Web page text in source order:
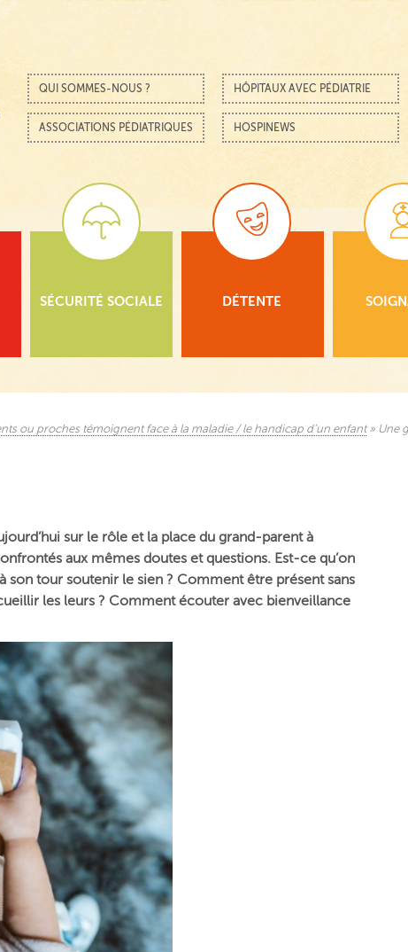
Menu
Passer au contenu
QUI SOMMES-NOUS ? HÔPITAUX AVEC PÉDIATRIE
ASSOCIATIONS PÉDIATRIQUES HOSPINEWS
SÉCURITÉ SOCIALE DÉTENTE
ou proches témoignent face à la maladie / le handicap d’un enfant» Une
sur le rôle et la place du grand-parent à
aux mêmes doutes et questions. Est-ce qu’on
son tour soutenir le sien ? Comment être présent sans
les leurs ? Comment écouter avec bienveillance